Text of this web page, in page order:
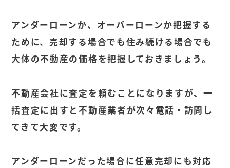
アンダーローンか、オーバーローンか把握する
ために、売却する場合でも住み続ける場合でも
大体の不動産の価格を把握しておきましょう。
不動産会社に査定を頼むことになりますが、一
括査定に出すと不動産業者が次々電話・訪問し
てきて大変です。
アンダーローンだった場合に任意売却にも対応